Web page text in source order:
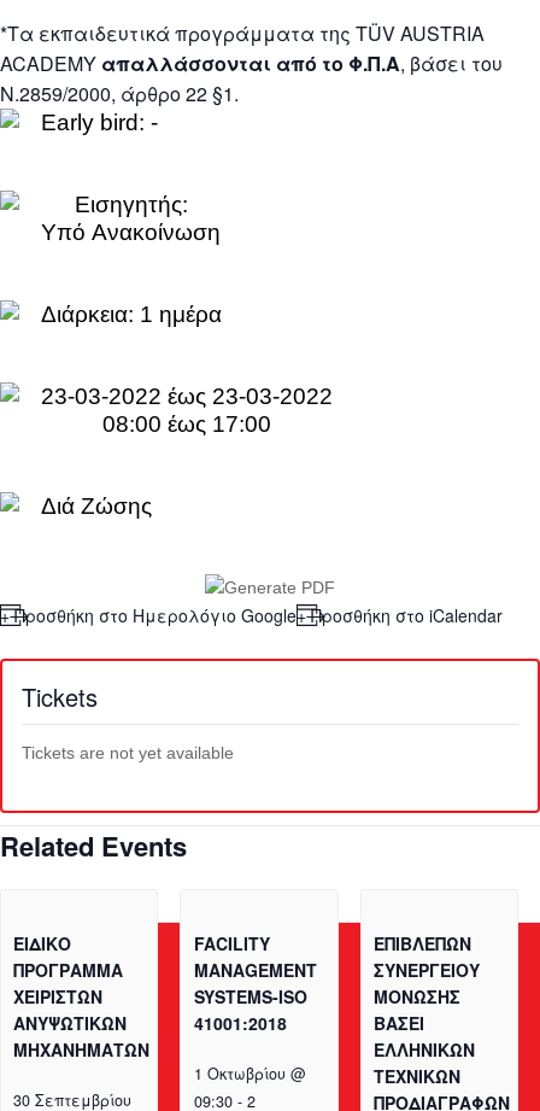
*Τα εκπαιδευτικά προγράμματα της TÜV AUSTRIA
ACADEMY απαλλάσσονται από το Φ.Π.Α, βάσει του
Ν.2859/2000, άρθρο 22 §1.
Early bird: -
Εισηγητής:
Yπό Aνακοίνωση
Διάρκεια: 1 ημέρα
23-03-2022 έως 23-03-2022
08:00 έως 17:00
Διά Ζώσης
+ Προσθήκη στο Ημερολόγιο Google+ Προσθήκη στο iCalendar
Tickets
Tickets are not yet available
Related Events
ΕΙΔΙΚΟ
ΠΡΟΓΡΑΜΜΑ
ΧΕΙΡΙΣΤΩΝ
ΑΝΥΨΩΤΙΚΩΝ
ΜΗΧΑΝΗΜΑΤΩΝ
30 Σεπτεμβρίου
FACILITY
MANAGEMENT
SYSTEMS-ISO
41001:2018
1 Οκτωβρίου @
09:30- 2
ΕΠΙΒΛΕΠΩΝ
ΣΥΝΕΡΓΕΙΟΥ
ΜΟΝΩΣΗΣ
ΒΑΣΕΙ
ΕΛΛΗΝΙΚΩΝ
ΤΕΧΝΙΚΩΝ
ΠΡΟΔΙΑΓΡΑΦΩΝ